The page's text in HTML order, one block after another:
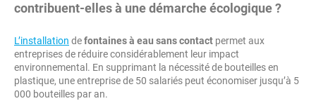
contribuent-elles à une démarche écologique ?
L’installation defontaines à eau sans contact permet aux
entreprises de réduire considérablement leur impact
environnemental. En supprimant la nécessité de bouteilles en
plastique, une entreprise de 50 salariés peut économiser jusqu’à 5
000 bouteilles par an.